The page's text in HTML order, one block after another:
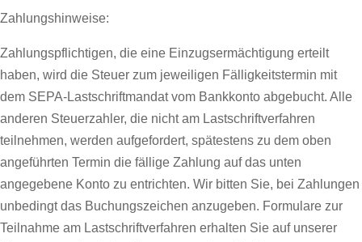
Zahlungshinweise:
Zahlungspflichtigen, die eine Einzugsermächtigung erteilt
haben, wird die Steuer zum jeweiligen Fälligkeitstermin mit
dem SEPA-Lastschriftmandat vom Bankkonto abgebucht. Alle
anderen Steuerzahler, die nicht am Lastschriftverfahren
teilnehmen, werden aufgefordert, spätestens zu dem oben
angeführten Termin die fällige Zahlung auf das unten
angegebene Konto zu entrichten. Wir bitten Sie, bei Zahlungen
unbedingt das Buchungszeichen anzugeben. Formulare zur
Teilnahme am Lastschriftverfahren erhalten Sie auf unserer